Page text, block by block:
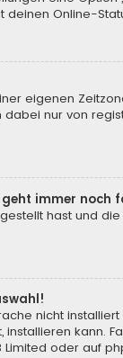
Online-
eigenen
nur von
geht immer noch
hast und
nicht
kann.
Limited oder auf